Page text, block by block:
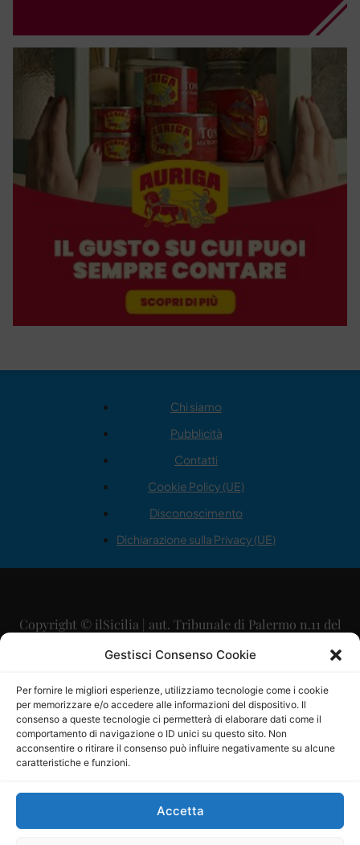
Gestisci Consenso Cookie
Per fornire le migliori esperienze, utilizziamo tecnologie come i cookie
per memorizzare e/o accedere alle informazioni del dispositivo. Il
consenso a queste tecnologie ci permetterà di elaborare dati come il
comportamento di navigazione o ID unici su questo sito. Non
acconsentire o ritirare il consenso può influire negativamente su alcune
caratteristiche e funzioni.
Accetta
Chi siamo
Pubblicità
Contatti
Cookie Policy (UE)
Disconoscimento
Dichiarazione sulla Privacy (UE)
Copyright © ilSicilia | aut. Tribunale di Palermo n.11 del
29/09/2015
Direttore Editoriale: Maurizio Scaglione
Direttore Responsabile: Maria Calabrese
P.IVA: 06334930820
Mercurio Comunicazione Società Cooperativa a r.l. è